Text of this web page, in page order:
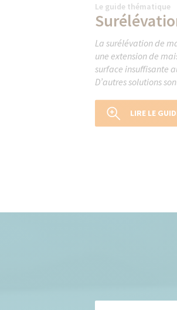
Le guide thématique
La surélévation de
une extension de
surface insuffisante
D’autres solutions
LIRE LE